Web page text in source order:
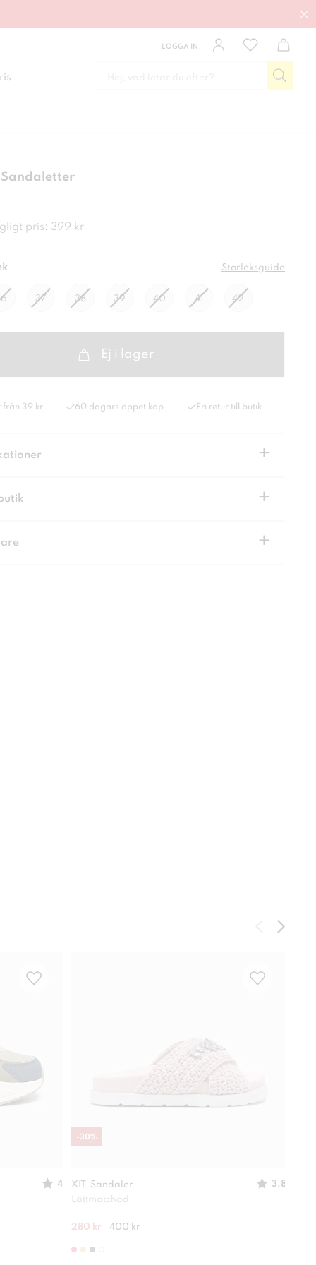
LOGGA IN
Sandaletter
pris: 399 kr
Storleksguide
37 38 39 40 41 42
Ej i lager
från 39 kr 60 dagars öppet köp Fri retur till butik
+
+
+
4 XIT, Sandaler
3.8
Lättmatchad
280 kr 400 kr
-30%